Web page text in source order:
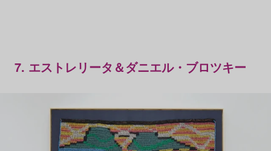
7. エストレリータ＆ダニエル・ブロツキー